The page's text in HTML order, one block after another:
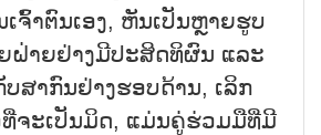
ເຈົ້າຕົນເອງ, ຫັນເປັນຫຼາຍຮູບ
ຝ່າຍຢ່າງມີປະສິດທິຜົນ ແລະ
ບສາກົນຢ່າງຮອບດ້ານ, ເລິກ
ທີ່ຈະເປັນມິດ, ແມ່ນຄູ່ຮ່ວມມືທີ່ມີ